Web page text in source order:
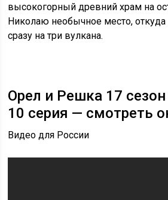
высокогорный древний храм на
Николаю необычное место,
сразу на три вулкана.
Орел и Решка 17
10 серия — смотреть
Видео для России